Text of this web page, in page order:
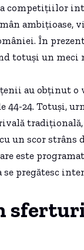
competițiilor
ambițioase,
În
totuși un
au obținut
24. Totuși,
tradițională,
un scor strâns
este
pregătesc